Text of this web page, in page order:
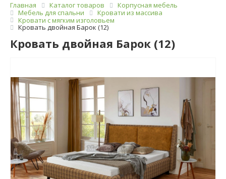
Главная Каталог товаров
Корпусная мебель
Мебель для спальни
Кровати из массива
Кровати с мягким изголовьем
Кровать двойная Барок (12)
Кровать двойная Барок (12)